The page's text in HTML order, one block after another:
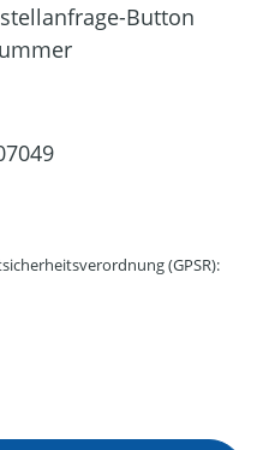
Button
(GPSR):